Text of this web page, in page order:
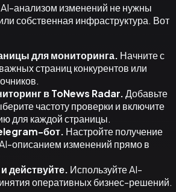
анализом изменений не нужны
собственная инфраструктура. Вот
для мониторинга. Начните с
страниц конкурентов или
в ToNews Radar.Добавьте
частоту проверки и включите
для каждой страницы.
бот. Настройте получение
описанием изменений прямо в
действуйте. Используйте AI-
оперативных бизнес-решений.